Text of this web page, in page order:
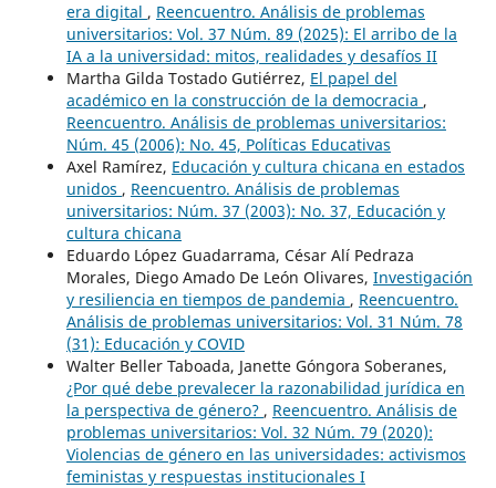
era digital , Reencuentro. Análisis de problemas
universitarios: Vol. 37 Núm. 89 (2025): El arribo de la
IA a la universidad: mitos, realidades y desafíos II
Martha Gilda Tostado Gutiérrez, El papel del
académico en la construcción de la democracia ,
Reencuentro. Análisis de problemas universitarios:
Núm. 45 (2006): No. 45, Políticas Educativas
Axel Ramírez, Educación y cultura chicana en estados
unidos , Reencuentro. Análisis de problemas
universitarios: Núm. 37 (2003): No. 37, Educación y
cultura chicana
Eduardo López Guadarrama, César Alí Pedraza
Morales, Diego Amado De León Olivares, Investigación
y resiliencia en tiempos de pandemia , Reencuentro.
Análisis de problemas universitarios: Vol. 31 Núm. 78
(31): Educación y COVID
Walter Beller Taboada, Janette Góngora Soberanes,
¿Por qué debe prevalecer la razonabilidad jurídica en
la perspectiva de género? , Reencuentro. Análisis de
problemas universitarios: Vol. 32 Núm. 79 (2020):
Violencias de género en las universidades: activismos
feministas y respuestas institucionales I